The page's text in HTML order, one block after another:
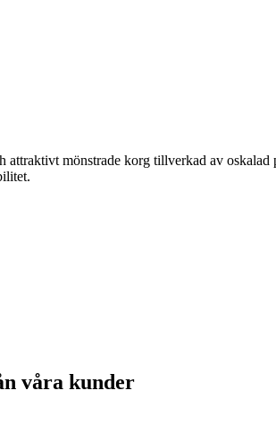
attraktivt mönstrade korg tillverkad av
våra kunder